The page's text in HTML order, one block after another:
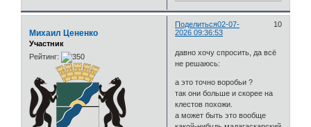
Поделиться 10
02-07-
2026 09:36:53
Михаил Цененко
Участник
Рейтинг:
давно хочу спросить, да всё
не решаюсь:
а это точно воробьи ?
так они больше и скорее на
клестов похожи.
а может быть это вообще